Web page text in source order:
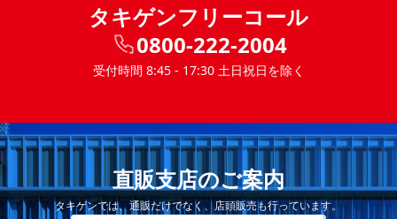
タキゲンフリーコール
0800-222-2004
受付時間 8:45 - 17:30 土日祝日を除く
直販支店のご案内
タキゲンでは、通販だけでなく、店頭販売も行っています。